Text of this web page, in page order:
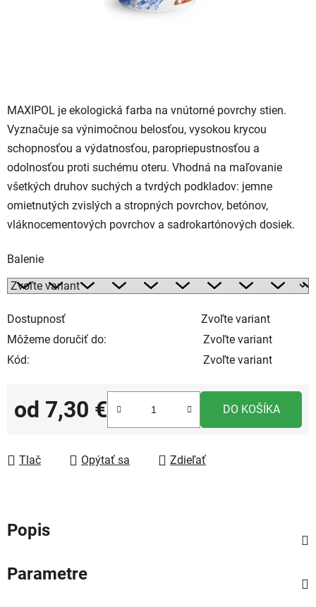
MAXIPOL je ekologická farba na vnútorné povrchy stien.
Vyznačuje sa výnimočnou belosťou, vysokou krycou
schopnosťou a výdatnosťou, paropriepustnosťou a
odolnosťou proti suchému oteru. Vhodná na maľovanie
všetkých druhov suchých a tvrdých podkladov: jemne
omietnutých zvislých a stropných povrchov, betónov,
vláknocementových povrchov a sadrokartónových dosiek.
Balenie
Dostupnosť
Zvoľte variant
Môžeme doručiť do:
Zvoľte variant
Kód:
Zvoľte variant
od 7,30 € DO KOŠÍKA
Tlač Opýtať sa Zdieľať
Popis
Parametre